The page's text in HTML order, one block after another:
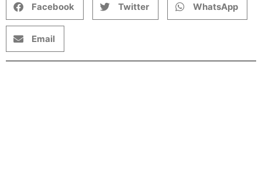
Facebook Twitter WhatsApp
Email